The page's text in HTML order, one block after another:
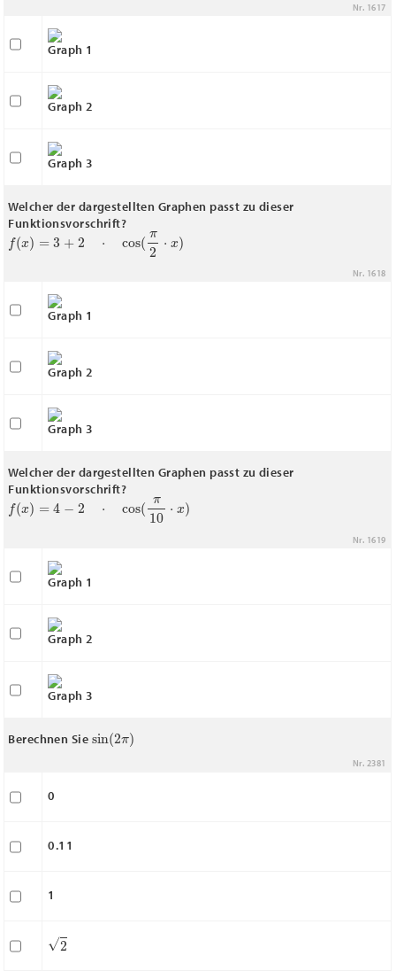
Nr. 1617
Graph 1
Graph 2
Graph 3
Welcher der dargestellten Graphen passt zu dieser
Funktionsvorschrift?
f(x)=3+2⋅ cos(π2⋅x
Nr. 1618
Graph 1
Graph 2
Graph 3
Welcher der dargestellten Graphen passt zu dieser
Funktionsvorschrift?
f(x)=4−2⋅cos(π10⋅
Nr. 1619
Graph 1
Graph 2
Graph 3
Berechnen Sie sin (2 π
Nr. 2381
0
0.11
1